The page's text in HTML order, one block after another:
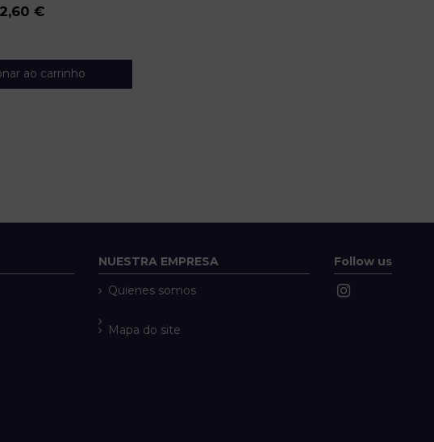
€
ao carrinho
NUESTRA EMPRESA
Quienes somos
Mapa do site
Follow us